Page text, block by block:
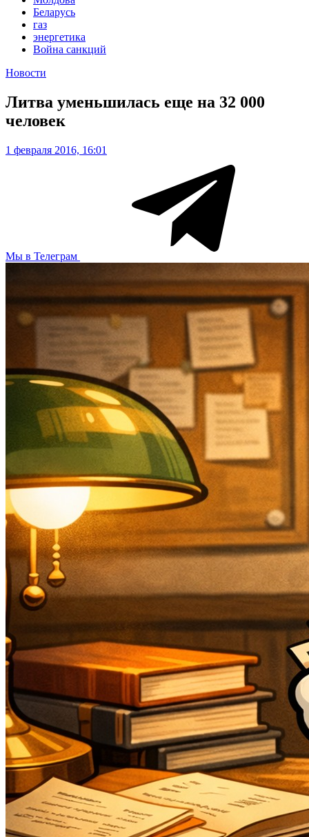
Беларусь
газ
энергетика
Война санкций
Новости
Литва уменьшилась еще на 32 000
человек
1 февраля 2016, 16:01
Мы в Телеграм